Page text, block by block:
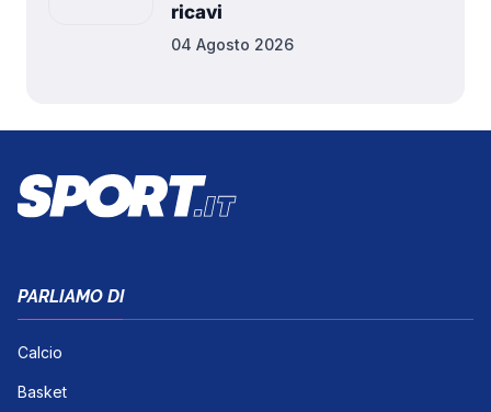
ricavi
04 Agosto 2026
PARLIAMO DI
Calcio
Basket